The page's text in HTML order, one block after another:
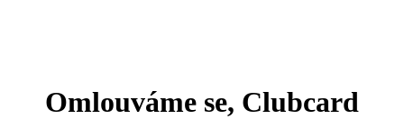
Omlouváme se, Clubcard